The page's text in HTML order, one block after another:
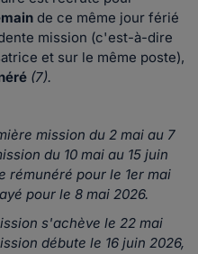
de ce même jour férié
mission (c'est-à-dire
et sur le même poste),
(7).
mission du 2 mai au 7
du 10 mai au 15 juin
rémunéré pour le 1er mai
pour le 8 mai 2026.
s'achève le 22 mai
débute le 16 juin 2026,